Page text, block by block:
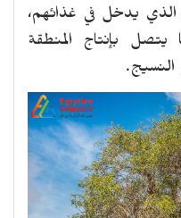
الذي يدخل في غذائهم،
بإنتاج المنطقة